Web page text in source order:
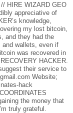
HIRE WIZARD GEO
appreciative of
knowledge,
my lost bitcoin,
and they had the
and wallets, even if
was recovered in
HACKER.
their service to
Website;
hack
the money that
truly grateful.